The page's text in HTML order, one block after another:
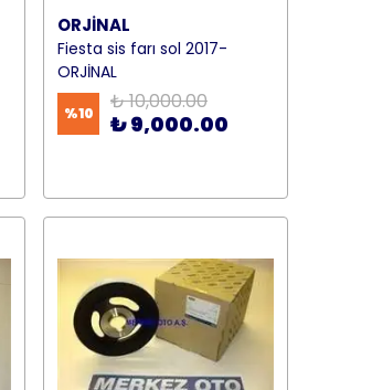
ORJİNAL
Fiesta sis farı sol 2017-
ORJİNAL
%10 ₺ 10,000.00
₺ 9,000.00